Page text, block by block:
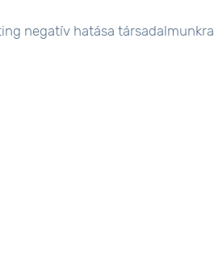
negatív hatása társadalmunkra